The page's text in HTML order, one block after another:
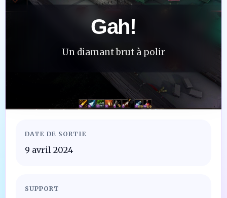
Gah!
Un diamant brut à polir
DATE DE SORTIE
9 avril 2024
SUPPORT